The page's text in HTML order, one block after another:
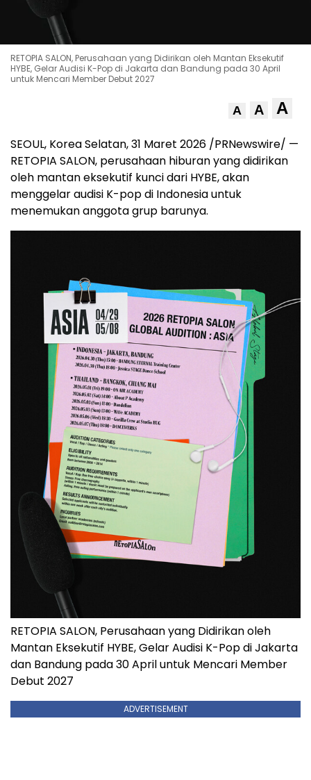
RETOPIA SALON, Perusahaan yang Didirikan oleh Mantan Eksekutif
HYBE, Gelar Audisi K-Pop di Jakarta dan Bandung pada 30 April
untuk Mencari Member Debut 2027
A A A
SEOUL, Korea Selatan,31 Maret 2026 /PRNewswire/ —
RETOPIA SALON, perusahaan hiburan yang didirikan
oleh mantan eksekutif kunci dari HYBE, akan
menggelar audisi K-pop di Indonesia untuk
menemukan anggota grup barunya.
RETOPIA SALON, Perusahaan yang Didirikan oleh
Mantan Eksekutif HYBE, Gelar Audisi K-Pop di Jakarta
dan Bandung pada 30 April untuk Mencari Member
Debut 2027
ADVERTISEMENT